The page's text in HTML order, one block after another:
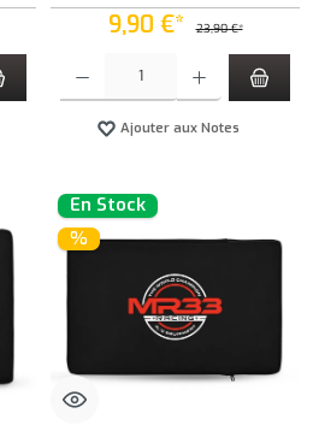
9,90 €* 23,90 €*
Ajouter aux Notes
En Stock
%